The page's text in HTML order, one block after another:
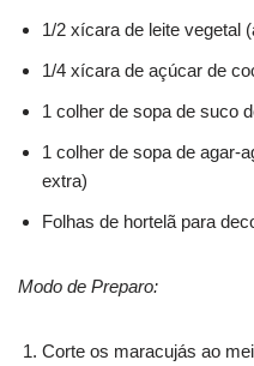
1/2 xícara de leite vegetal
1/4 xícara de açúcar de
1 colher de sopa de suco
1 colher de sopa de agar-
extra)
Folhas de hortelã para
Modo de Preparo:
Corte os maracujás ao